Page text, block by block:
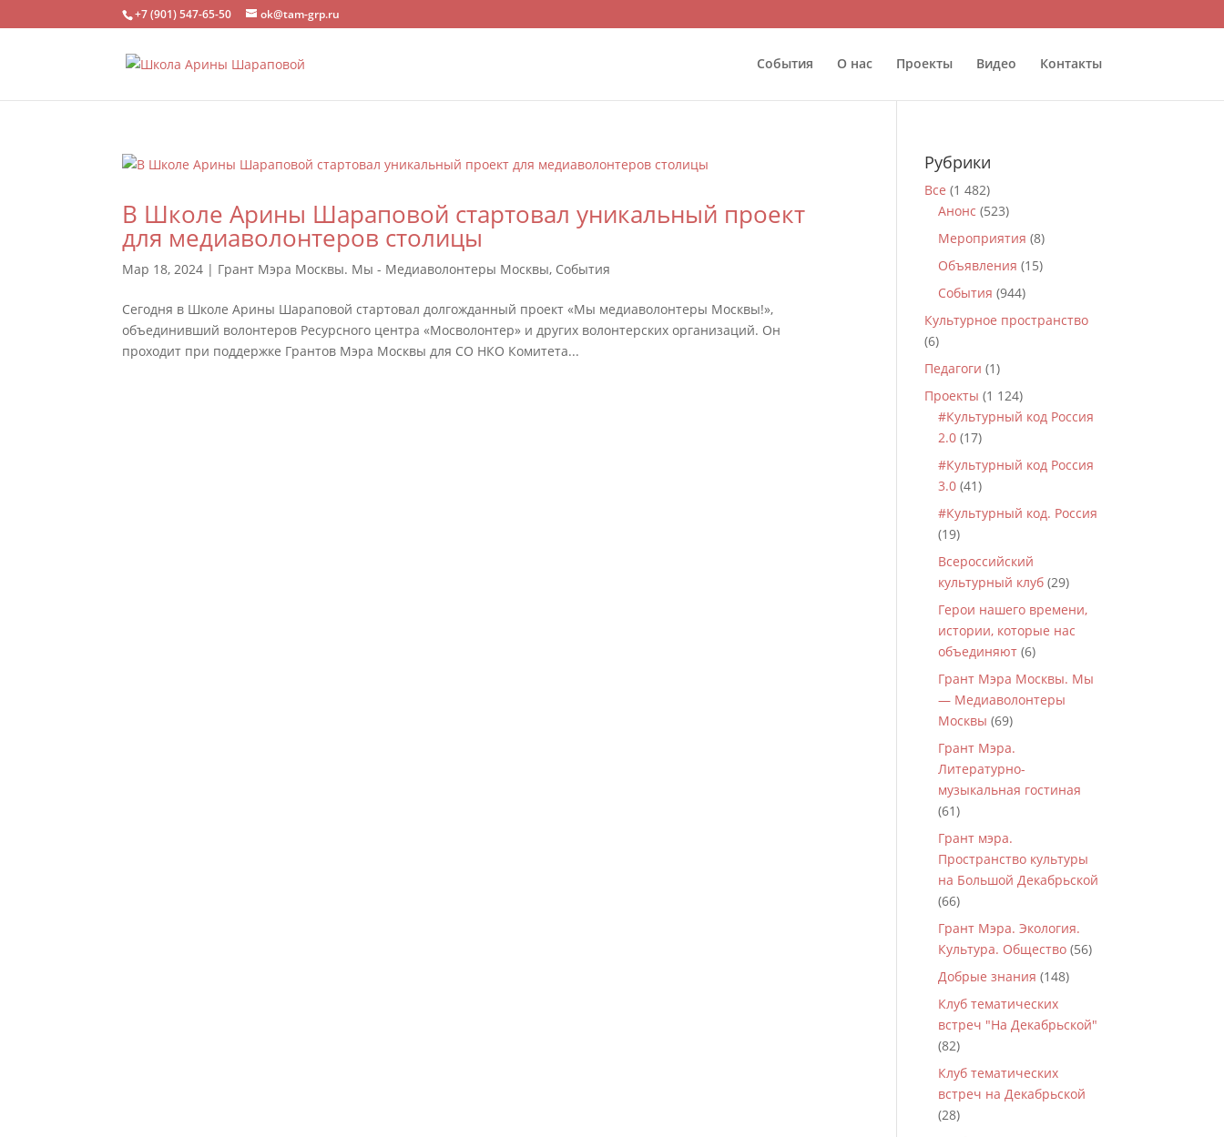
+7 (901) 547-65-50 ok@tam-grp.ru
События О нас Проекты Видео Контакты
В Школе Арины Шараповой стартовал уникальный проект
для медиаволонтеров столицы
Мар 18, 2024 | Грант Мэра Москвы. Мы - Медиаволонтеры Москвы, События
Сегодня в Школе Арины Шараповой стартовал долгожданный проект «Мы медиаволонтеры Москвы!»,
объединивший волонтеров Ресурсного центра «Мосволонтер» и других волонтерских организаций. Он
проходит при поддержке Грантов Мэра Москвы для СО НКО Комитета...
Рубрики
Все (1 482)
Анонс (523)
Мероприятия (8)
Объявления (15)
События (944)
Культурное пространство
(6)
Педагоги (1)
Проекты (1 124)
#Культурный код Россия
2.0 (17)
#Культурный код Россия
3.0 (41)
#Культурный код. Россия
(19)
Всероссийский
культурный клуб (29)
Герои нашего времени,
истории, которые нас
объединяют (6)
Грант Мэра Москвы. Мы
— Медиаволонтеры
Москвы (69)
Грант Мэра.
Литературно-
музыкальная гостиная
(61)
Грант мэра.
Пространство культуры
на Большой Декабрьской
(66)
Грант Мэра. Экология.
Культура. Общество (56)
Добрые знания (148)
Клуб тематических
встреч "На Декабрьской"
(82)
Клуб тематических
встреч на Декабрьской
(28)